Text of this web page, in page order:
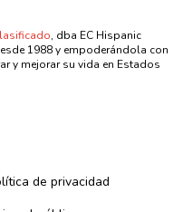
, dba EC Hispanic
1988 y empoderándola con
y mejorar su vida en Estados
de privacidad